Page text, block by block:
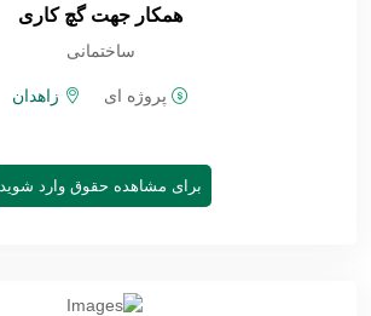
همکار جهت گچ کاری
ساختمانی
پروژه ای زاهدان
برای مشاهده حقوق وارد شوید